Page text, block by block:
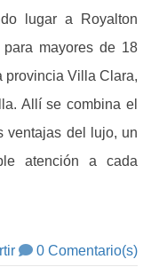
lugar a Royalton
mayores de 18
provincia Villa Clara,
Allí se combina el
ventajas del lujo, un
atención a cada
0 Comentario(s)